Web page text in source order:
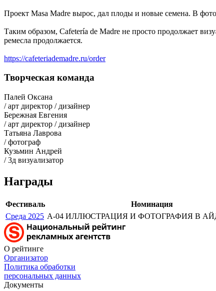
Проект Masa Madre вырос, дал плоды и новые семена. В
Таким образом, Cafetería de Madre не просто продолжает
ремесла продолжается.
https://cafeteriademadre.ru/order
Творческая команда
Палей Оксана
/ арт директор / дизайнер
Бережная Евгения
/ арт директор / дизайнер
Татьяна Лаврова
/ фотограф
Кузьмин Андрей
/ 3д визуализатор
Награды
Фестиваль Номинация
Среда 2025 A-04 ИЛЛЮСТРАЦИЯ И ФОТОГРАФИЯ В
О рейтинге
Организатор
Политика обработки
персональных данных
Документы